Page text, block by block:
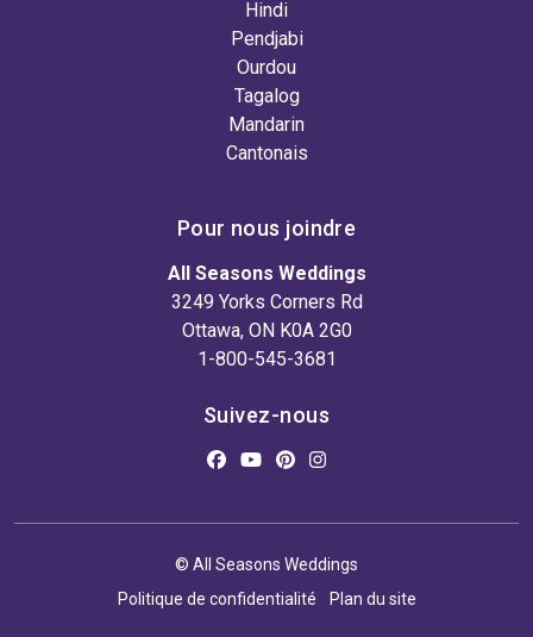
Hindi
Pendjabi
Ourdou
Tagalog
Mandarin
Cantonais
Pour nous joindre
All Seasons Weddings
3249 Yorks Corners Rd
Ottawa, ON K0A 2G0
1-800-545-3681
Suivez-nous
© All Seasons Weddings
Politique de confidentialité
Plan du site